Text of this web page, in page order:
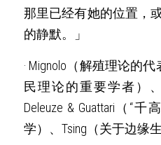
那里已经有她的位置，
的静默。」
· Mignolo（解殖理论的
民理论的重要学者）
Deleuze & Guattari（“
学）、Tsing（关于边缘